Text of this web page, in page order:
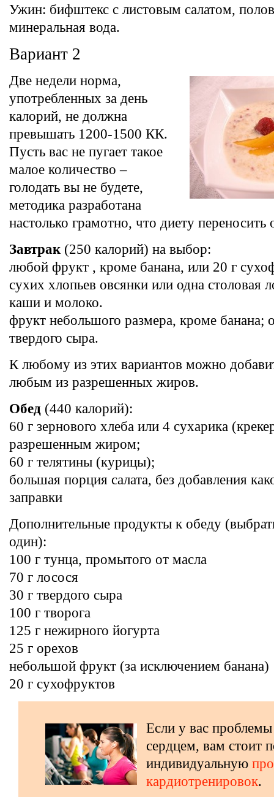
Ужин: бифштекс с листовым салатом,
минеральная вода.
Вариант 2
Две недели норма,
употребленных за день
калорий, не должна
превышать 1200-1500 КК.
Пусть вас не пугает такое
малое количество –
голодать вы не будете,
методика разработана
настолько грамотно, что диету переносить
Завтрак(250 калорий) на выбор:
любой фрукт , кроме банана, или 20 г
сухих хлопьев овсянки или одна столовая
каши и молоко.
фрукт небольшого размера, кроме банана;
твердого сыра.
К любому из этих вариантов можно
любым из разрешенных жиров.
Обед (440 калорий):
60 г зернового хлеба или 4 сухарика
разрешенным жиром;
60 г телятины (курицы);
большая порция салата, без добавления
заправки
Дополнительные продукты к обеду
один):
100 г тунца, промытого от масла
70 г лосося
30 г твердого сыра
100 г творога
125 г нежирного йогурта
25 г орехов
небольшой фрукт (за исключением банана)
20 г сухофруктов
Если у вас проблемы
сердцем, вам стоит
индивидуальную
кардиотренировок.